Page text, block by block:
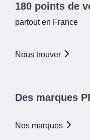
180 points de
partout en France
Nous trouver
Des marques
Nos marques